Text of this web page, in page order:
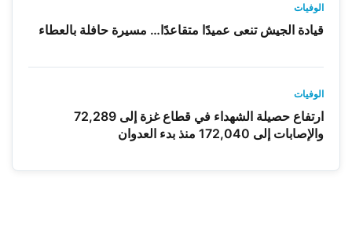
الوفيات
قيادة الجيش تنعى عميدًا متقاعدًا… مسيرة حافلة بالعطاء
الوفيات
ارتفاع حصيلة الشهداء في قطاع غزة إلى 72,289
والإصابات إلى 172,040 منذ بدء العدوان